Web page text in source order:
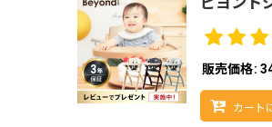
販売価格:
カート